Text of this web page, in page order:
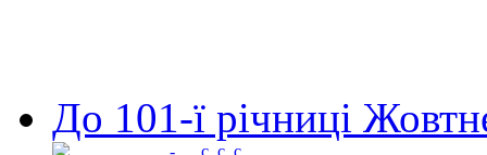
До 101-ї річниці